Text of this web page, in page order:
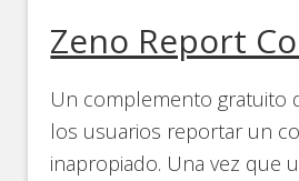
Zeno Report
Un complemento gratuito
los usuarios reportar un
inapropiado. Una vez que